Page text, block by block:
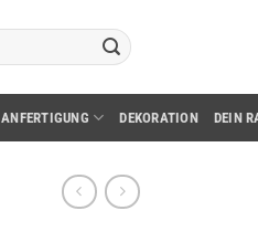
ANFERTIGUNG DEKORATION DEIN